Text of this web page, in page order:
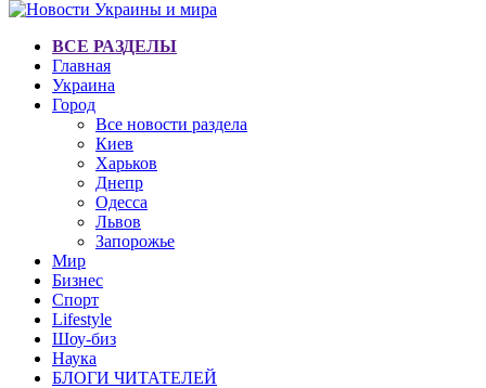
ВСЕ РАЗДЕЛЫ
Главная
Украина
Город
Все новости раздела
Киев
Харьков
Днепр
Одесса
Львов
Запорожье
Мир
Бизнес
Спорт
Lifestyle
Шоу-биз
Наука
БЛОГИ ЧИТАТЕЛЕЙ